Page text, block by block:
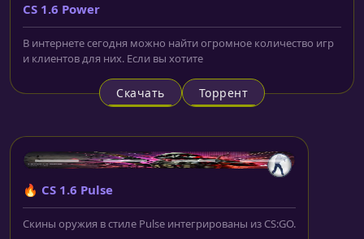
CS 1.6 Power
В интернете сегодня можно найти огромное количество игр
и клиентов для них. Если вы хотите
Скачать Торрент
🔥 CS 1.6 Pulse
Скины оружия в стиле Pulse интегрированы из CS:GO.